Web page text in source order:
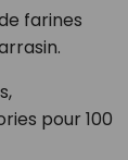
farines
pour 100